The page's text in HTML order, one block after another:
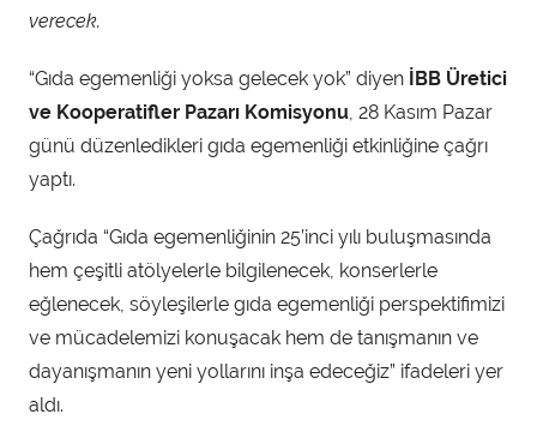
r
a
f
d
a
n
verecek.
“Gıda egemenliği yoksa gelecek yok” diyen
İBB Üretici
ve Kooperatifler Pazarı Komisyonu, 28 Kasım Pazar
günü düzenledikleri gıda egemenliği etkinliğine çağrı
yaptı.
Çağrıda “Gıda egemenliğinin 25’inci yılı buluşmasında
hem çeşitli atölyelerle bilgilenecek, konserlerle
eğlenecek, söyleşilerle gıda egemenliği perspektifimizi
ve mücadelemizi konuşacak hem de tanışmanın ve
dayanışmanın yeni yollarını inşa edeceğiz” ifadeleri yer
aldı.